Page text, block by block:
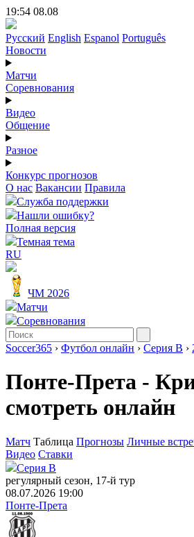
19:54 08.08
Русский English Espanol Português
Новости
Матчи
Соревнования
Видео
Общение
Разное
Конкурс прогнозов
О нас Вакансии Правила
Служба поддержки
Нашли ошибку?
Полная версия
Темная тема
RU
ЧМ 2026
Матчи
Соревнования
Soccer365 › Футбол онлайн › Серия B ›
Понте-Прета -
смотреть онлайн
Матч Таблица Прогнозы Личные
Видео Ставки
Серия B
регулярный сезон, 17-й тур
08.07.2026 19:00
Понте-Прета